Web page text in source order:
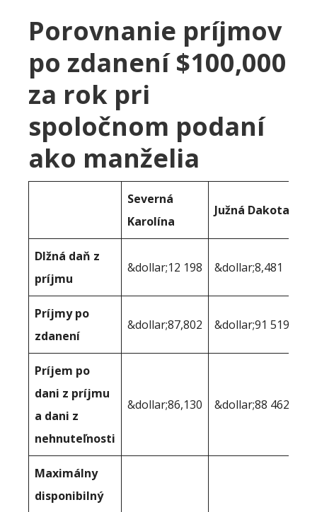
Porovnanie príjmov
po zdanení $100,000
za rok pri
spoločnom podaní
ako manželia
Severná
Karolína
Južná Dakota
Dlžná daň z
príjmu
&dollar;12 198 &dollar;8,481
Príjmy po
zdanení
&dollar;87,802 &dollar;91 519
Príjem po
dani z príjmu
a dani z
nehnuteľnosti
&dollar;86,130 &dollar;88 462
Maximálny
disponibilný